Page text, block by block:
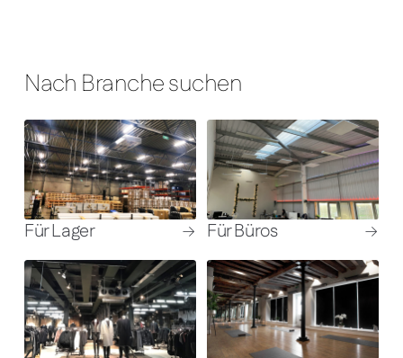
Nach Branche suchen
Für Lager Für Büros